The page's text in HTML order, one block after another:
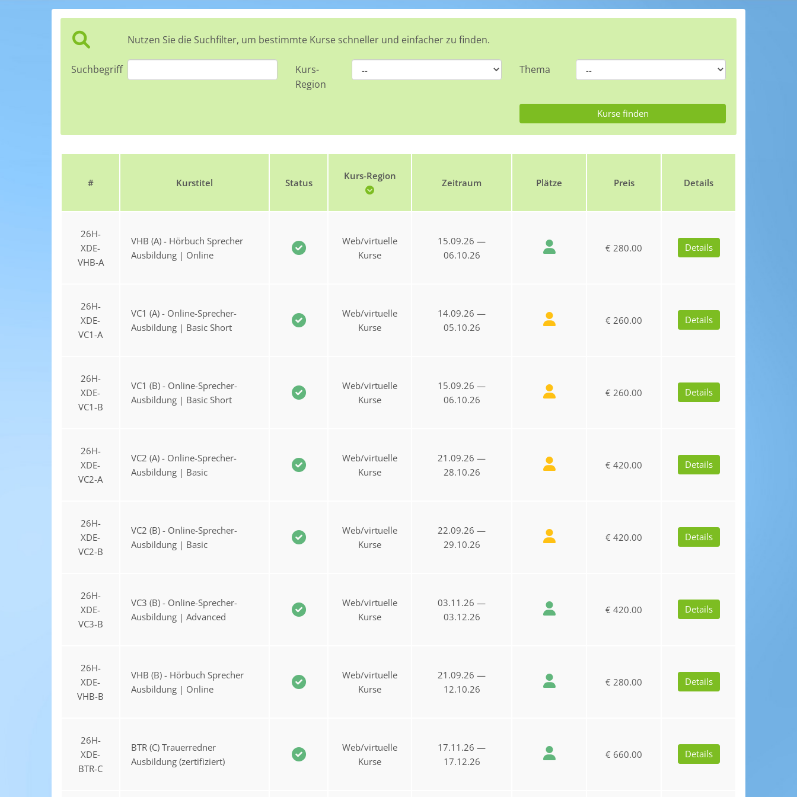
Nutzen Sie die Suchfilter, um bestimmte Kurse schneller und einfacher zu finden.
Suchbegriff
Kurs-
Region
Thema
# Kurstitel Status
Kurs-Region
Zeitraum Plätze Preis Details
26H-
XDE-
VHB-A
VHB (A) - Hörbuch Sprecher
Ausbildung | Online
Web/virtuelle
Kurse
15.09.26 —
06.10.26
€ 280.00 Details
26H-
XDE-
VC1-A
VC1 (A) - Online-Sprecher-
Ausbildung | Basic Short
Web/virtuelle
Kurse
14.09.26 —
05.10.26
€ 260.00 Details
26H-
XDE-
VC1-B
VC1 (B) - Online-Sprecher-
Ausbildung | Basic Short
Web/virtuelle
Kurse
15.09.26 —
06.10.26
€ 260.00 Details
26H-
XDE-
VC2-A
VC2 (A) - Online-Sprecher-
Ausbildung | Basic
Web/virtuelle
Kurse
21.09.26 —
28.10.26
€ 420.00 Details
26H-
XDE-
VC2-B
VC2 (B) - Online-Sprecher-
Ausbildung | Basic
Web/virtuelle
Kurse
22.09.26 —
29.10.26
€ 420.00 Details
26H-
XDE-
VC3-B
VC3 (B) - Online-Sprecher-
Ausbildung | Advanced
Web/virtuelle
Kurse
03.11.26 —
03.12.26
€ 420.00 Details
26H-
XDE-
VHB-B
VHB (B) - Hörbuch Sprecher
Ausbildung | Online
Web/virtuelle
Kurse
21.09.26 —
12.10.26
€ 280.00 Details
26H-
XDE-
BTR-C
BTR (C) Trauerredner
Ausbildung (zertifiziert)
Web/virtuelle
Kurse
17.11.26 —
17.12.26
€ 660.00 Details